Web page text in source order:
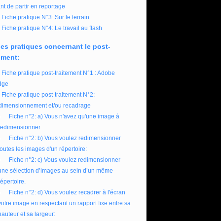
de partir en reportage
Fiche pratique N°3: Sur le terrain
Fiche pratique N°4: Le travail au flash
pratiques concernant le post-
Fiche pratique post-traitement N°1 : Adobe
Fiche pratique post-traitement N°2:
et/ou recadrage
Fiche n°2: a) Vous n'avez qu'une image à
Fiche n°2: b) Vous voulez redimensionner
les images d'un répertoire:
Fiche n°2: c) Vous voulez redimensionner
sélection d’images au sein d’un même
Fiche n°2: d) Vous voulez recadrer à l'écran
image en respectant un rapport fixe entre sa
et sa largeur: